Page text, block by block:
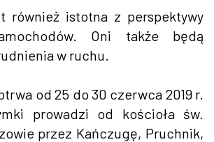
również istotna z perspektywy
Oni także będą
w ruchu.
od 25 do 30 czerwca 2019 r.
prowadzi od kościoła św.
przez Kańczugę, Pruchnik,